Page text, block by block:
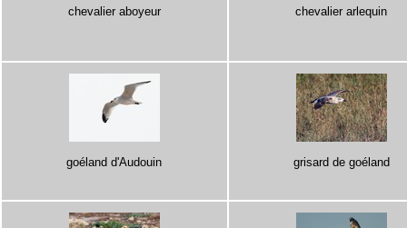
chevalier aboyeur chevalier arlequin
goéland d'Audouin grisard de goéland